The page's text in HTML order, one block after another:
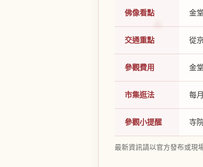
佛像看點 金
交通重點 從
參觀費用 金
市集逛法 每
參觀小提醒 寺
最新資訊請以官方發布或現